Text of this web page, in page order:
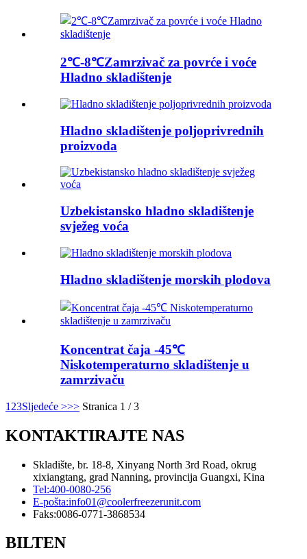
2℃-8℃Zamrzivač za povrće i voće
Hladno skladištenje
Hladno skladištenje poljoprivrednih
proizvoda
Uzbekistansko hladno skladištenje
svježeg voća
Hladno skladištenje morskih plodova
Koncentrat čaja -45℃
Niskotemperaturno skladištenje u
zamrzivaču
1 23Sljedeće >>> Stranica 1 / 3
KONTAKTIRAJTE NAS
Skladište, br. 18-8, Xinyang North 3rd Road, okrug
xixiangtang, grad Nanning, provincija Guangxi, Kina
Tel:400-0080-256
E-pošta:info01@coolerfreezerunit.com
Faks:0086-0771-3868534
BILTEN